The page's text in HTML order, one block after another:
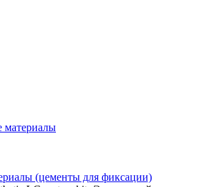
материалы
(цементы для фиксации)